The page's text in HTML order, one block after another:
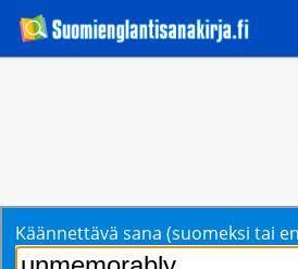
Käännettävä sana (suomeksi tai